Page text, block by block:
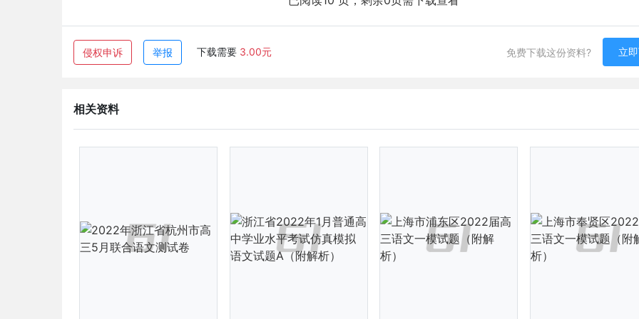
侵权申诉 举报 下载需要 3.00元 免费下载这份资料? 立
相关资料